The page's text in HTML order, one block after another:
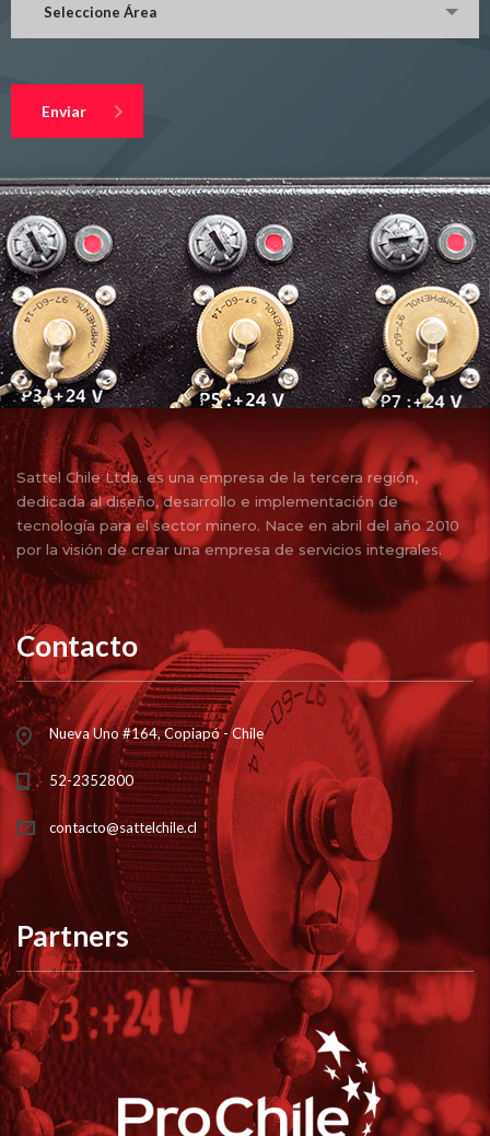
Seleccione Área
Enviar
Sattel Chile Ltda. es una empresa de la tercera región,
dedicada al diseño, desarrollo e implementación de
tecnología para el sector minero. Nace en abril del año 2010
por la visión de crear una empresa de servicios integrales.
Contacto
Nueva Uno #164, Copiapó - Chile
52-2352800
contacto@sattelchile.cl
Partners